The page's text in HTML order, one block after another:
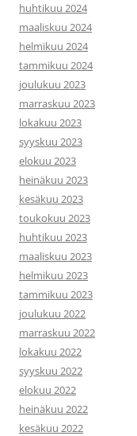
huhtikuu 2024
maaliskuu 2024
helmikuu 2024
tammikuu 2024
joulukuu 2023
marraskuu 2023
lokakuu 2023
syyskuu 2023
elokuu 2023
heinäkuu 2023
kesäkuu 2023
toukokuu 2023
huhtikuu 2023
maaliskuu 2023
helmikuu 2023
tammikuu 2023
joulukuu 2022
marraskuu 2022
lokakuu 2022
syyskuu 2022
elokuu 2022
heinäkuu 2022
kesäkuu 2022